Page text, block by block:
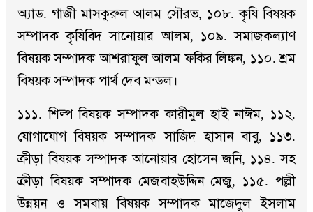
অ্যাড. গাজী মাসকুরুল আলম সৌরভ, ১০৮. কৃষি বিষয়ক
সম্পাদক কৃষিবিদ সানোয়ার আলম, ১০৯. সমাজকল্যাণ
বিষয়ক সম্পাদক আশরাফুল আলম ফকির লিঙ্কন, ১১০. শ্রম
বিষয়ক সম্পাদক পার্থ দেব মন্ডল।
১১১. শিল্প বিষয়ক সম্পাদক কারীমুল হাই নাঈম, ১১২.
যোগাযোগ বিষয়ক সম্পাদক সাজিদ হাসান বাবু, ১১৩.
ক্রীড়া বিষয়ক সম্পাদক আনোয়ার হোসেন জনি, ১১৪. সহ
ক্রীড়া বিষয়ক সম্পাদক মেজবাহউদ্দিন মেজু, ১১৫. পল্লী
উন্নয়ন ও সমবায় বিষয়ক সম্পাদক মাজেদুল ইসলাম